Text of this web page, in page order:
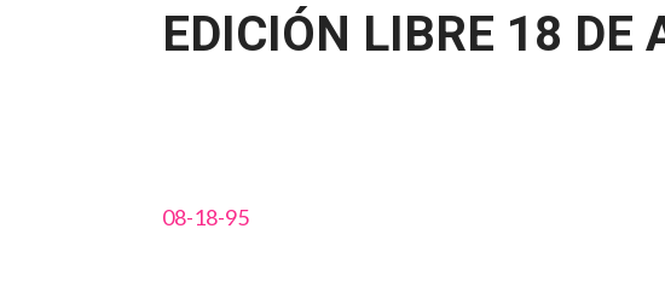
EDICIÓN LIBRE 18 DE
08-18-95